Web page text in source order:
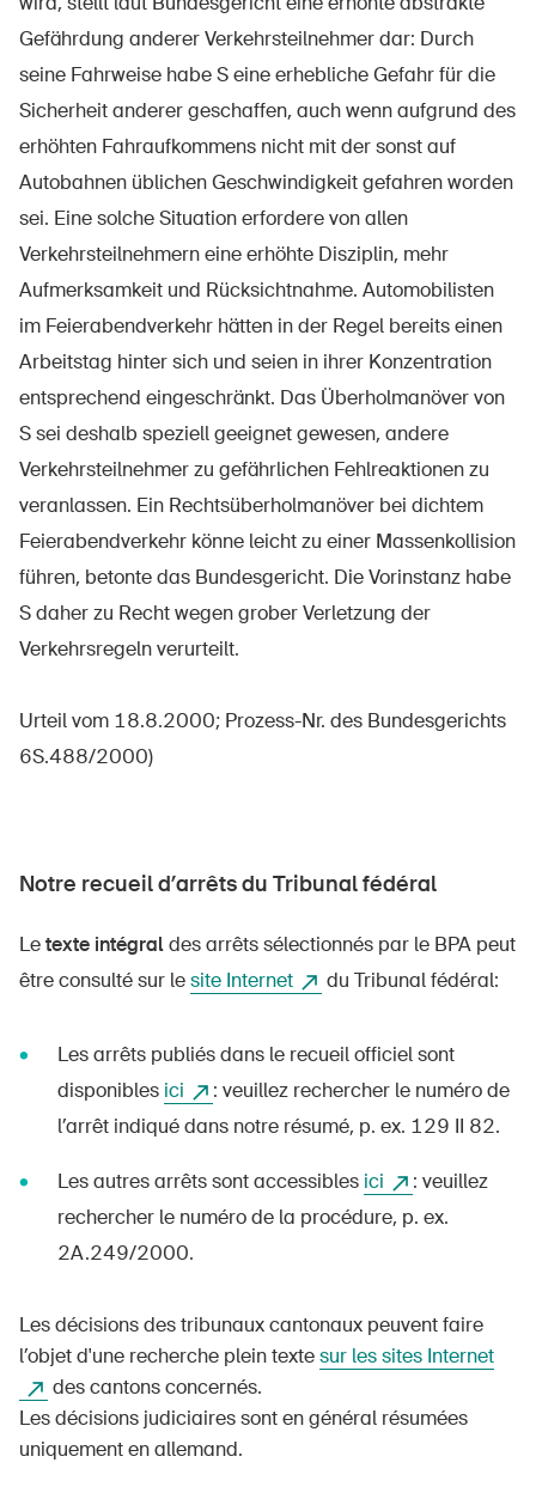
DE FR IT EN
S'abonner à la newsletter
Gefährdung anderer Verkehrsteilnehmer dar: Durch
seine Fahrweise habe S eine erhebliche Gefahr für die
Sicherheit anderer geschaffen, auch wenn aufgrund des
erhöhten Fahraufkommens nicht mit der sonst auf
Autobahnen üblichen Geschwindigkeit gefahren worden
sei. Eine solche Situation erfordere von allen
Verkehrsteilnehmern eine erhöhte Disziplin, mehr
Aufmerksamkeit und Rücksichtnahme. Automobilisten
im Feierabendverkehr hätten in der Regel bereits einen
Arbeitstag hinter sich und seien in ihrer Konzentration
entsprechend eingeschränkt. Das Überholmanöver von
S sei deshalb speziell geeignet gewesen, andere
Verkehrsteilnehmer zu gefährlichen Fehlreaktionen zu
veranlassen. Ein Rechtsüberholmanöver bei dichtem
Feierabendverkehr könne leicht zu einer Massenkollision
führen, betonte das Bundesgericht. Die Vorinstanz habe
S daher zu Recht wegen grober Verletzung der
Verkehrsregeln verurteilt.
Urteil vom 18.8.2000; Prozess-Nr. des Bundesgerichts
6S.488/2000)
Notre recueil d’arrêts du Tribunal fédéral
Letexte intégraldes arrêts sélectionnés par le BPA peut
être consulté sur lesite Internet du Tribunal fédéral:
Les arrêts publiés dans le recueil officiel sont
disponibles ici
: veuillez rechercher le numéro de
l’arrêt indiqué dans notre résumé, p. ex. 129 II 82.
Les autres arrêts sont accessibles ici
: veuillez
rechercher le numéro de la procédure, p. ex.
2A.249/2000.
Les décisions des tribunaux cantonaux peuvent faire
l’objet d'une recherche plein textesur les sites Internet
des cantons concernés.
Les décisions judiciaires sont en général résumées
uniquement en allemand.